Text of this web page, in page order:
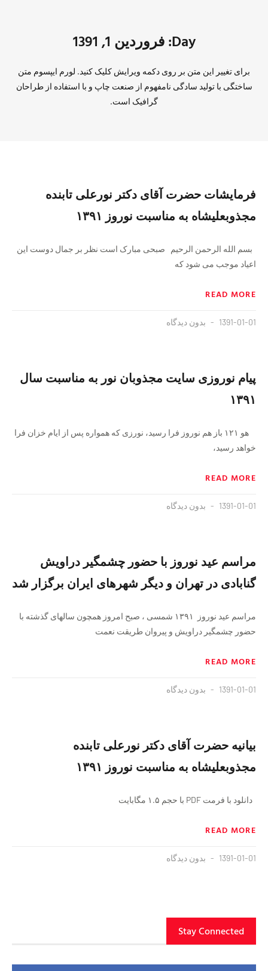
Day: فروردین 1, 1391
برای تغییر این متن بر روی دکمه ویرایش کلیک کنید. لورم ایپسوم متن
ساختگی با تولید سادگی نامفهوم از صنعت چاپ و با استفاده از طراحان
گرافیک است.
فرمایشات حضرت آقای دکتر نورعلی تابنده
مجذوبعلیشاه به مناسبت نوروز ۱۳۹۱
بسم الله الرحمن الرحیم صبحی مبارک است نظر بر جمال دوست این
اعیاد موجب می شود که
READ MORE
1391-01-01 بدون دیدگاه
پیام نوروزی سایت مجذوبان نور به مناسبت سال
۱۳۹۱
هو ۱۲۱ باز هم نوروز فرا رسید، نورزی که همواره پس از ایام خزان فرا
خواهد رسید،
READ MORE
1391-01-01 بدون دیدگاه
مراسم عید نوروز با حضور چشمگیر دراویش
گنابادی در تهران و دیگر شهرهای ایران برگزار شد
مراسم عید نوروز ۱۳۹۱ شمسی ، صبح امروز همچون سالهای گذشته با
حضور چشمگیر دراویش و پیروان طریقت نعمت
READ MORE
1391-01-01 بدون دیدگاه
بیانیه حضرت آقای دکتر نورعلی تابنده
مجذوبعلیشاه به مناسبت نوروز ۱۳۹۱
دانلود با فرمت PDF با حجم ۱.۵ مگابایت
READ MORE
1391-01-01 بدون دیدگاه
Stay Connected